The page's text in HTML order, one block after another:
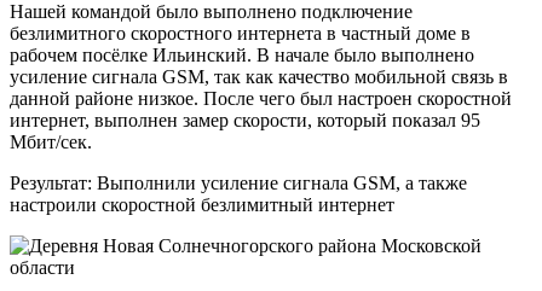
Нашей командой было выполнено подключение
безлимитного скоростного интернета в частный доме в
рабочем посёлке Ильинский. В начале было выполнено
усиление сигнала GSM, так как качество мобильной связь в
данной районе низкое. После чего был настроен скоростной
интернет, выполнен замер скорости, который показал 95
Мбит/сек.
Результат: Выполнили усиление сигнала GSM, а также
настроили скоростной безлимитный интернет